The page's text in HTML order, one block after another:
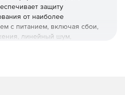
защиту
от наиболее
с питанием, включая сбои,
линейный шум,